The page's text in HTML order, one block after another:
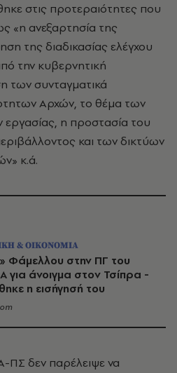
στις προτεραιότητες που
«η ανεξαρτησία της
της διαδικασίας ελέγχου
την κυβερνητική
των συνταγματικά
Αρχών, το θέμα των
η προστασία του
και των δικτύων
κ.ά.
& ΟΙΚΟΝΟΜΙΑ
Φάμελλου στην ΠΓ του
για άνοιγμα στον Τσίπρα -
η εισήγησή του
ΠΣ δεν παρέλειψε να